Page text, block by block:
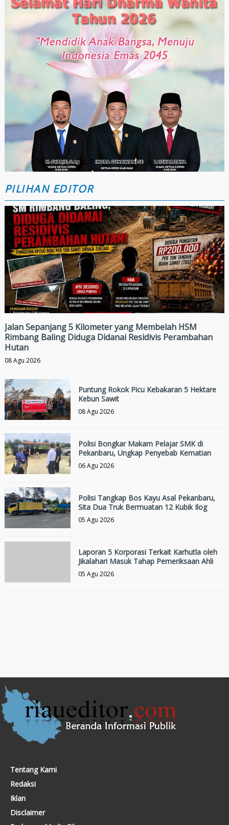
PILIHAN EDITOR
Jalan Sepanjang 5 Kilometer yang Membelah HSM
Rimbang Baling Diduga Didanai Residivis Perambahan
Hutan
08 Agu 2026
Puntung Rokok Picu Kebakaran 5 Hektare
Kebun Sawit
08 Agu 2026
Polisi Bongkar Makam Pelajar SMK di
Pekanbaru, Ungkap Penyebab Kematian
06 Agu 2026
Polisi Tangkap Bos Kayu Asal Pekanbaru,
Sita Dua Truk Bermuatan 12 Kubik Ilog
05 Agu 2026
Laporan 5 Korporasi Terkait Karhutla oleh
Jikalahari Masuk Tahap Pemeriksaan Ahli
05 Agu 2026
Tentang Kami
Redaksi
Iklan
Disclaimer